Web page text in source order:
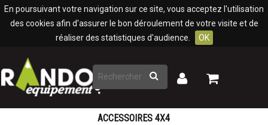
En poursuivant votre navigation sur ce site, vous acceptez l'utilisation
des cookies afin d'assurer le bon déroulement de votre visite et de
réaliser des statistiques d'audience.
OK
Rechercher
Mon
Mon
ACCESSOIRES 4X4
Panneau de gestion des cookies